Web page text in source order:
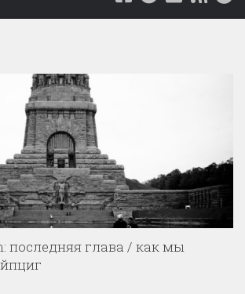
последняя глава / как мы